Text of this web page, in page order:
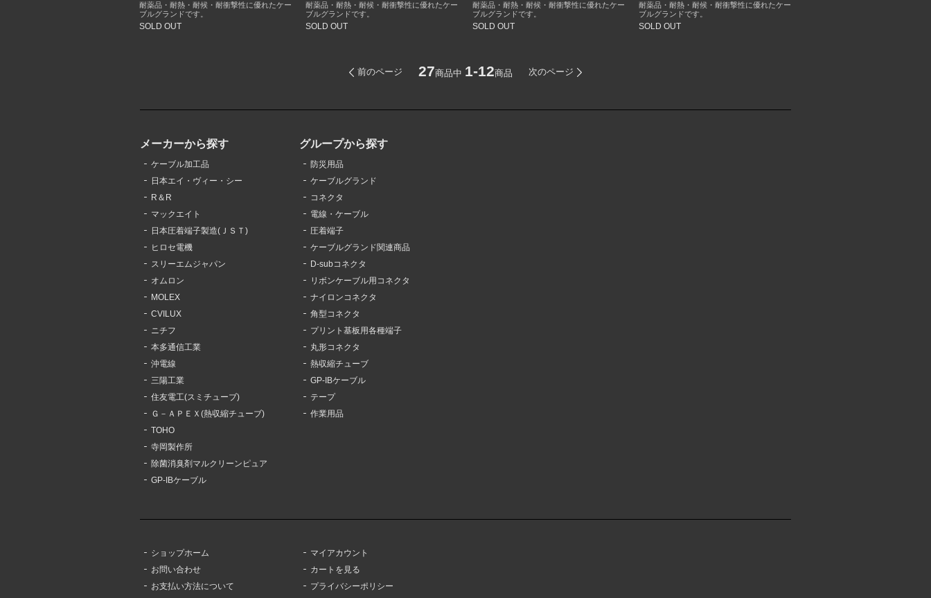
耐薬品・耐熱・耐候・耐衝撃性に優れたケー
ブルグランドです。
SOLD OUT
耐薬品・耐熱・耐候・耐衝撃性に優れたケー
ブルグランドです。
SOLD OUT
耐薬品・耐熱・耐候・耐衝撃性に優れたケー
ブルグランドです。
SOLD OUT
耐薬品・耐熱・耐候・耐衝撃性に優れたケー
ブルグランドです。
SOLD OUT
前のページ 27商品中 1-12商品 次のページ
メーカーから探す
ケーブル加工品
日本エイ・ヴィー・シー
R＆R
マックエイト
日本圧着端子製造(ＪＳＴ)
ヒロセ電機
スリーエムジャパン
オムロン
MOLEX
CVILUX
ニチフ
本多通信工業
沖電線
三陽工業
住友電工(スミチューブ)
Ｇ－ＡＰＥＸ(熱収縮チューブ)
TOHO
寺岡製作所
除菌消臭剤マルクリーンピュア
GP-IBケーブル
グループから探す
防災用品
ケーブルグランド
コネクタ
電線・ケーブル
圧着端子
ケーブルグランド関連商品
D-subコネクタ
リボンケーブル用コネクタ
ナイロンコネクタ
角型コネクタ
プリント基板用各種端子
丸形コネクタ
熱収縮チューブ
GP-IBケーブル
テープ
作業用品
ショップホーム
お問い合わせ
お支払い方法について
マイアカウント
カートを見る
プライバシーポリシー